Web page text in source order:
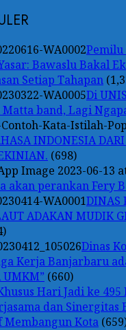
Pemilu
Bawaslu Bakal
Setiap Tahapan
Di
Matta band, Lagi
INDONESIA
(698)
akan perankan Fery
DINAS
ADAKAN MUDIK
Dinas
Kerja Banjarbaru
UMKM” (660)
Hari Jadi ke 495
dan Sinergitas
Kota